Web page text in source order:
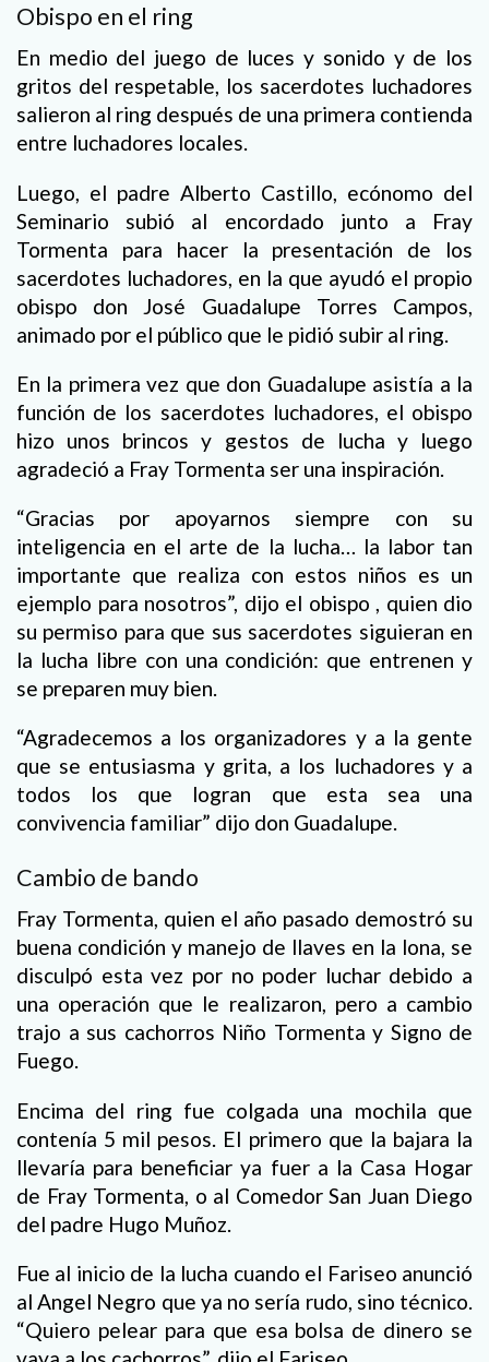
Obispo en el ring
En medio del juego de luces y sonido y de los
gritos del respetable, los sacerdotes luchadores
salieron al ring después de una primera contienda
entre luchadores locales.
Luego, el padre Alberto Castillo, ecónomo del
Seminario subió al encordado junto a Fray
Tormenta para hacer la presentación de los
sacerdotes luchadores, en la que ayudó el propio
obispo don José Guadalupe Torres Campos,
animado por el público que le pidió subir al ring.
En la primera vez que don Guadalupe asistía a la
función de los sacerdotes luchadores, el obispo
hizo unos brincos y gestos de lucha y luego
agradeció a Fray Tormenta ser una inspiración.
“Gracias por apoyarnos siempre con su
inteligencia en el arte de la lucha… la labor tan
importante que realiza con estos niños es un
ejemplo para nosotros”, dijo el obispo , quien dio
su permiso para que sus sacerdotes siguieran en
la lucha libre con una condición: que entrenen y
se preparen muy bien.
“Agradecemos a los organizadores y a la gente
que se entusiasma y grita, a los luchadores y a
todos los que logran que esta sea una
convivencia familiar” dijo don Guadalupe.
Cambio de bando
Fray Tormenta, quien el año pasado demostró su
buena condición y manejo de llaves en la lona, se
disculpó esta vez por no poder luchar debido a
una operación que le realizaron, pero a cambio
trajo a sus cachorros Niño Tormenta y Signo de
Fuego.
Encima del ring fue colgada una mochila que
contenía 5 mil pesos. El primero que la bajara la
llevaría para beneficiar ya fuer a la Casa Hogar
de Fray Tormenta, o al Comedor San Juan Diego
del padre Hugo Muñoz.
Fue al inicio de la lucha cuando el Fariseo anunció
al Angel Negro que ya no sería rudo, sino técnico.
“Quiero pelear para que esa bolsa de dinero se